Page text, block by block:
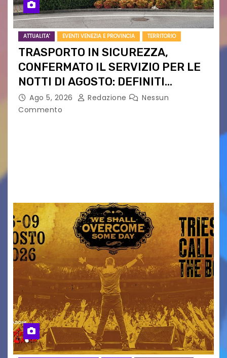
ATTUALITA' EVENTI VENEZIA E PROVINCIA TERRITORIO
TRASPORTO IN SICUREZZA,
CONFERMATO IL SERVIZIO PER LE
NOTTI DI AGOSTO: DEFINITI
PERCORSI, FERMATE E ORARIO
Ago 5, 2026 Redazione
Nessun
Commento